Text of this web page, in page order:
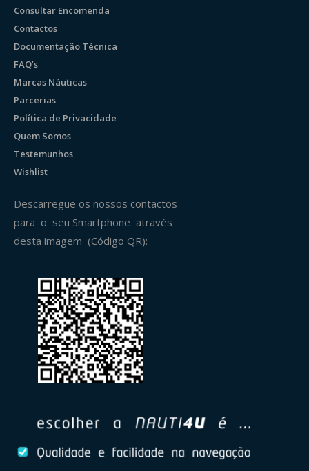
Consultar Encomenda
Contactos
Documentação Técnica
FAQ’s
Marcas Náuticas
Parcerias
Política de Privacidade
Quem Somos
Testemunhos
Wishlist
Descarregue os nossos contactos
para o seu Smartphone através
desta imagem (Código QR):